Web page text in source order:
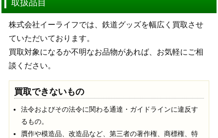
取扱品目
株式会社イーライフでは、鉄道グッズを幅広く買取させ
ていただいております。
買取対象になるか不明なお品物があれば、お気軽にご相
談ください。
買取できないもの
法令およびその法令に関わる通達・ガイドラインに違反す
るもの。
贋作や模造品、改造品など、第三者の著作権、商標権、特